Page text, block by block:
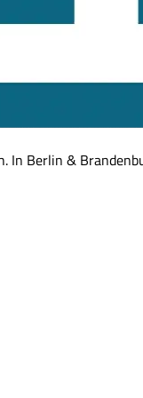
In Berlin &